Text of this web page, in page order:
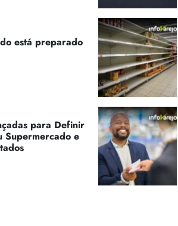
está preparado
para Definir
Supermercado e